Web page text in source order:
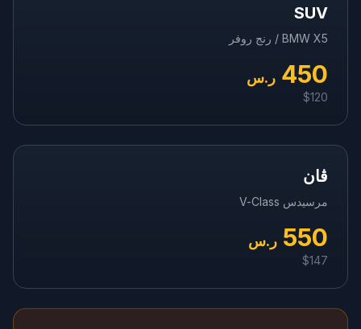
SUV
BMW X5 / رنج روفر
450 ر.س
$120
ڤان
مرسيدس V-Class
550 ر.س
$147